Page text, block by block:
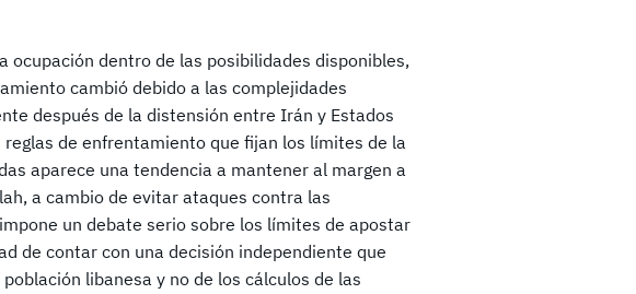
ocupación dentro de las posibilidades disponibles,
cambió debido a las complejidades
después de la distensión entre Irán y Estados
de enfrentamiento que fijan los límites de la
aparece una tendencia a mantener al margen a
a cambio de evitar ataques contra las
un debate serio sobre los límites de apostar
de contar con una decisión independiente que
libanesa y no de los cálculos de las